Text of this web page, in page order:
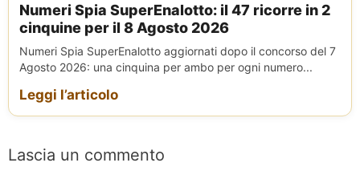
Numeri Spia SuperEnalotto: il 47 ricorre in 2
cinquine per il 8 Agosto 2026
Numeri Spia SuperEnalotto aggiornati dopo il concorso del 7
Agosto 2026: una cinquina per ambo per ogni numero...
Leggi l’articolo
Lascia un commento